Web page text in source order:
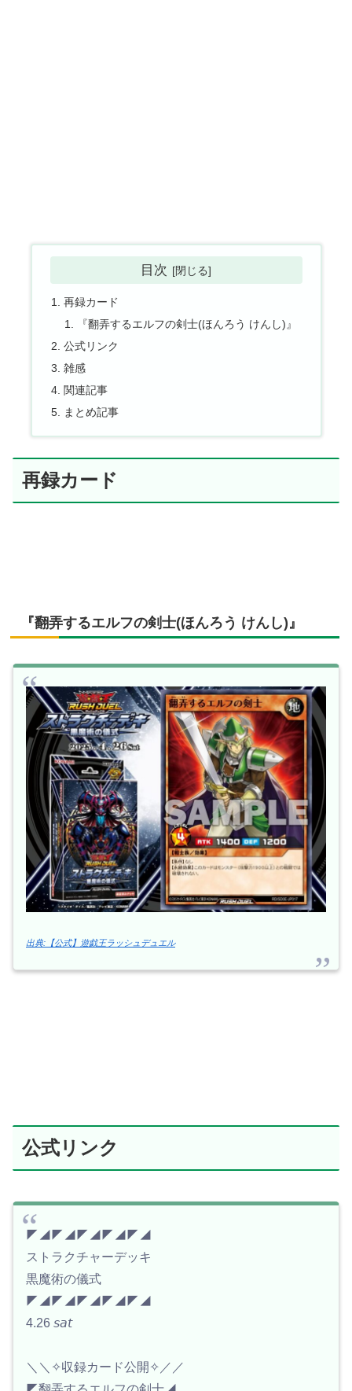
目次
再録カード
『翻弄するエルフの剣士(ほんろう けんし)』
公式リンク
雑感
関連記事
まとめ記事
再録カード
『翻弄するエルフの剣士(ほんろう けんし)』
出典:【公式】遊戯王ラッシュデュエル
公式リンク
◤◢◤◢◤◢◤◢◤◢
ストラクチャーデッキ
黒魔術の儀式
◤◢◤◢◤◢◤◢◤◢
4.26 𝘴𝘢𝘵
＼＼✧収録カード公開✧／／